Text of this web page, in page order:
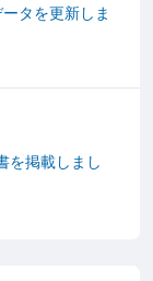
タを更新しま
を掲載しまし